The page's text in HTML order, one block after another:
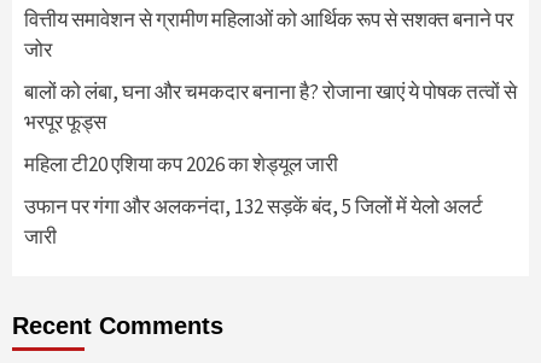
वित्तीय समावेशन से ग्रामीण महिलाओं को आर्थिक रूप से सशक्त बनाने पर
जोर
बालों को लंबा, घना और चमकदार बनाना है? रोजाना खाएं ये पोषक तत्वों से
भरपूर फूड्स
महिला टी20 एशिया कप 2026 का शेड्यूल जारी
उफान पर गंगा और अलकनंदा, 132 सड़कें बंद, 5 जिलों में येलो अलर्ट
जारी
Recent Comments